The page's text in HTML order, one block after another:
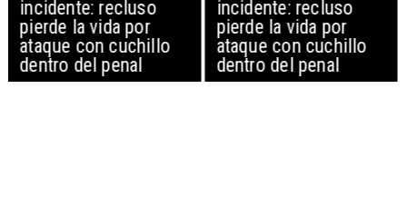
incidente: recluso
pierde la vida por
ataque con cuchillo
dentro del penal
incidente: recluso
pierde la vida por
ataque con cuchillo
dentro del penal